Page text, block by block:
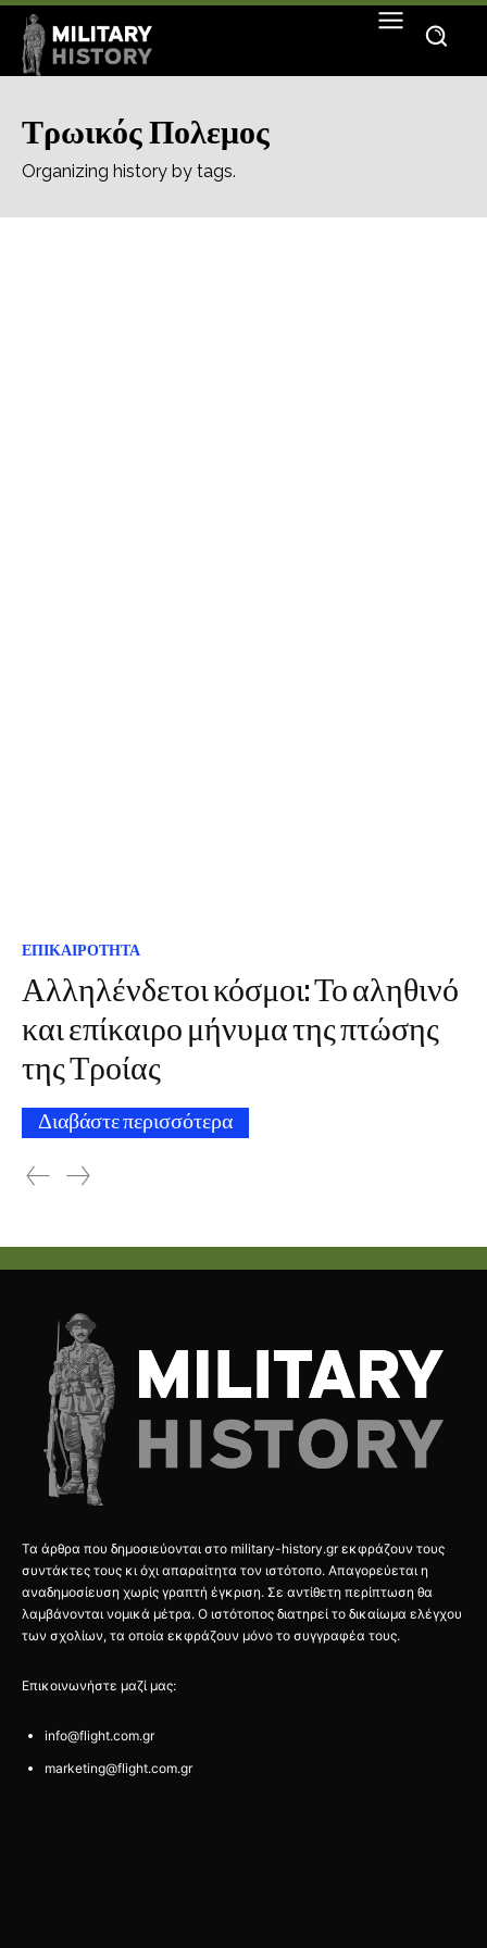
Τρωικός Πολεμος
Organizing history by tags.
ΕΠΙΚΑΙΡΟΤΗΤΑ
Αλληλένδετοι κόσμοι: Το αληθινό
και επίκαιρο μήνυμα της πτώσης
της Τροίας
Διαβάστε περισσότερα
Τα άρθρα που δημοσιεύονται στο military-history.gr εκφράζουν τους
συντάκτες τους κι όχι απαραίτητα τον ιστότοπο. Απαγορεύεται η
αναδημοσίευση χωρίς γραπτή έγκριση. Σε αντίθετη περίπτωση θα
λαμβάνονται νομικά μέτρα. Ο ιστότοπος διατηρεί το δικαίωμα ελέγχου
των σχολίων, τα οποία εκφράζουν μόνο το συγγραφέα τους.
Επικοινωνήστε μαζί μας:
info@flight.com.gr
marketing@flight.com.gr